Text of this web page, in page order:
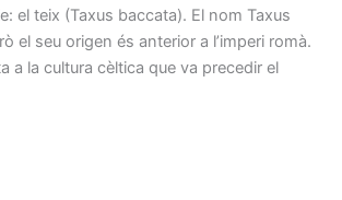
el teix (Taxus baccata). El nom Taxus
el seu origen és anterior a l’imperi romà.
a la cultura cèltica que va precedir el